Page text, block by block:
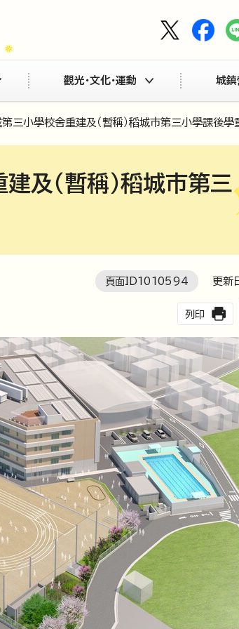
觀光・文化・運動 城鎮
三小學校舍重建及（暫稱）稻城市第三小學課後學
及（暫稱）稻城市第三
頁面ID1010594 更新
列印